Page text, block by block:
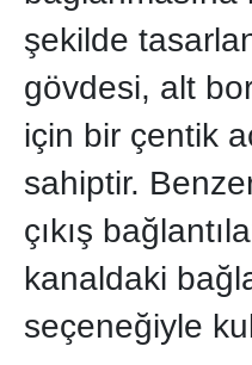
şekilde
gövdesi, alt
için bir çentik
sahiptir.
çıkış
kanaldaki
seçeneğiyle